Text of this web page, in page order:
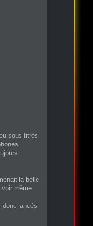
sous-titrés
la belle
voir même
donc lancés